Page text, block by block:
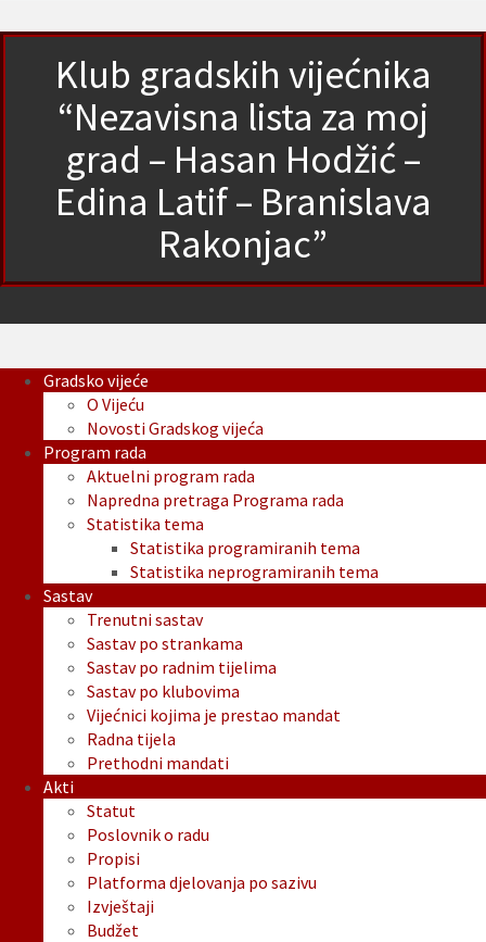
Klub gradskih vijećnika
“Nezavisna lista za moj
grad – Hasan Hodžić –
Edina Latif – Branislava
Rakonjac”
Gradsko vijeće
O Vijeću
Novosti Gradskog vijeća
Program rada
Aktuelni program rada
Napredna pretraga Programa rada
Statistika tema
Statistika programiranih tema
Statistika neprogramiranih tema
Sastav
Trenutni sastav
Sastav po strankama
Sastav po radnim tijelima
Sastav po klubovima
Vijećnici kojima je prestao mandat
Radna tijela
Prethodni mandati
Akti
Statut
Poslovnik o radu
Propisi
Platforma djelovanja po sazivu
Izvještaji
Budžet